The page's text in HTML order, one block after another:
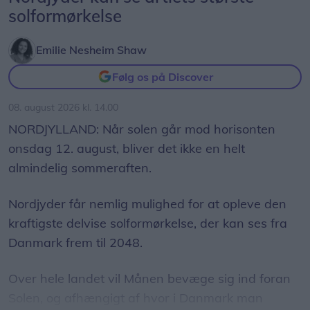
Kun de mest erfarne piloter
Interessen for at deltage i Blokhus Fly-In er stor,
men kun 20 piloter inviteres hvert år til at lande
på stranden.
Deltagerfeltet sammensættes med fokus på
flyenes historie, piloternes erfaring og de
fortællinger, de bringer med sig. En landing på
sand stiller særlige krav til både præcision og
rutine, og derfor er det kun særligt udvalgte
piloter, der får mulighed for at deltage.
Af hensyn til sikkerheden er arrangementet lukket
solformørkelse
Emilie Nesheim Shaw
Følg os på Discover
08. august 2026 kl. 14.00
NORDJYLLAND: Når solen går mod horisonten
onsdag 12. august, bliver det ikke en helt
almindelig sommeraften.
Nordjyder får nemlig mulighed for at opleve den
kraftigste delvise solformørkelse, der kan ses fra
Danmark frem til 2048.
Over hele landet vil Månen bevæge sig ind foran